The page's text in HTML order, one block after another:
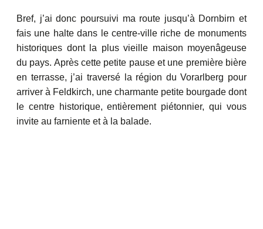
Bref, j’ai donc poursuivi ma route jusqu’à Dornbirn et
fais une halte dans le centre-ville riche de monuments
historiques dont la plus vieille maison moyenâgeuse
du pays. Après cette petite pause et une première bière
en terrasse, j’ai traversé la région du Vorarlberg pour
arriver à Feldkirch, une charmante petite bourgade dont
le centre historique, entièrement piétonnier, qui vous
invite au farniente et à la balade.